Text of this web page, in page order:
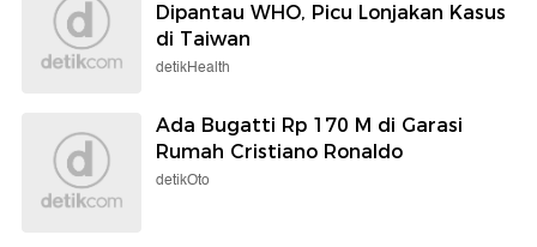
Dipantau WHO, Picu Lonjakan Kasus
di Taiwan
detikHealth
Ada Bugatti Rp 170 M di Garasi
Rumah Cristiano Ronaldo
detikOto